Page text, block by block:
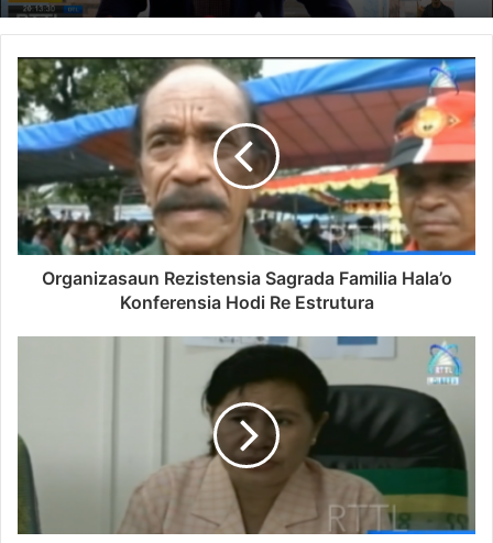
Organizasaun Rezistensia Sagrada Familia Hala’o
Konferensia Hodi Re Estrutura